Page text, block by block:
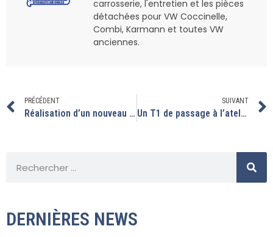
carrosserie, l'entretien et les pièces
détachées pour VW Coccinelle,
Combi, Karmann et toutes VW
anciennes.
PRÉCÉDENT
Réalisation d’un nouveau moteur de coccinelle
SUIVANT
Un T1 de passage à l’atelier.
DERNIÈRES NEWS